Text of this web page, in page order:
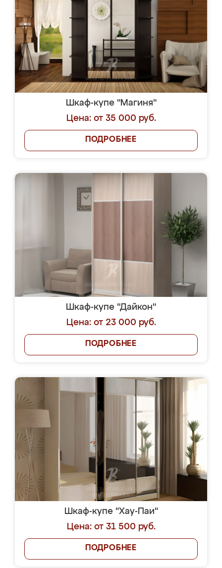
Шкаф-купе "Магиня"
Цена: от 35 000 руб.
ПОДРОБНЕЕ
Шкаф-купе "Дайкон"
Цена: от 23 000 руб.
ПОДРОБНЕЕ
Шкаф-купе "Хау-Паи"
Цена: от 31 500 руб.
ПОДРОБНЕЕ